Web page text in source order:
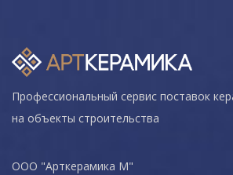
Профессиональный сервис поставок
на объекты строительства
ООО "Арткерамика М"